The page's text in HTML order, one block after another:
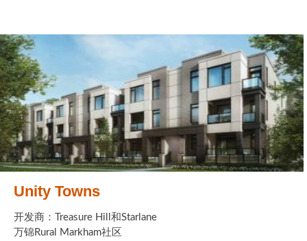
Unity Towns
开发商：Treasure Hill和Starlane
万锦Rural Markham社区